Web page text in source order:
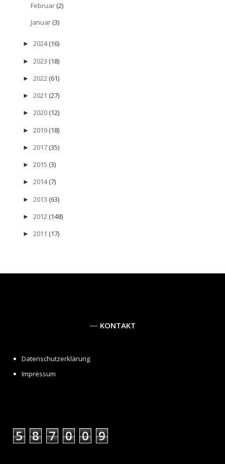
Februar(2)
Januar(3)
► 2024(16)
► 2023 (18)
► 2022(61)
► 2021 (27)
► 2020(12)
► 2019(18)
► 2017(35)
► 2015 (3)
► 2014(7)
► 2013 (63)
► 2012(148)
► 2011 (17)
KONTAKT
Datenschutzerklärung
Impressum
5 8 7 0 0 9